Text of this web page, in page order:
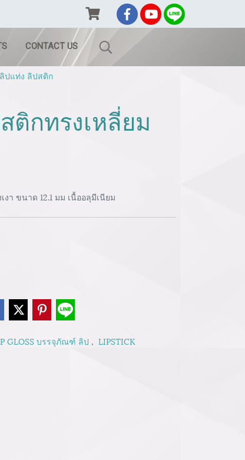
CONTACT US
ปแท่ง ลิปสติก
กทรงเหลี่ยม
ขนาด 12.1 มม เนื้ออลุมีเนียม
GLOSS บรรจุภัณฑ์ ลิป , LIPSTICK